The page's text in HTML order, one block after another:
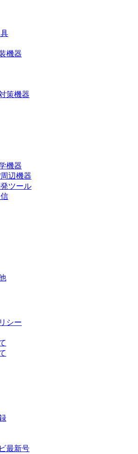
機器
策機器
機器
辺機器
ツール
シー